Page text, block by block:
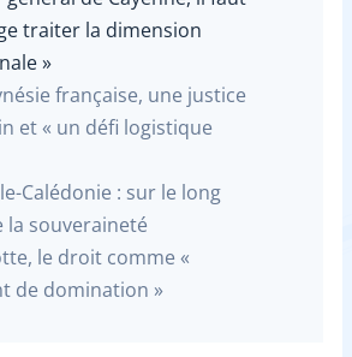
traiter la dimension
»
française, une justice
et « un défi logistique
Calédonie : sur le long
la souveraineté
le droit comme «
de domination »